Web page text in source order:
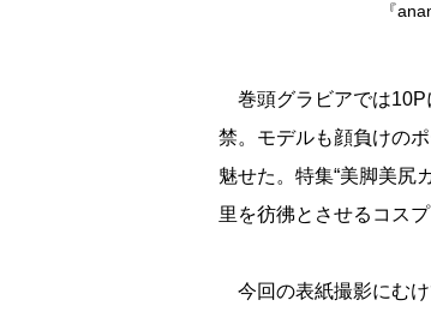
『
巻頭グラビアでは10P
禁。モデルも顔負けの
魅せた。特集“美脚美尻
里を彷彿とさせるコス
今回の表紙撮影にむけ